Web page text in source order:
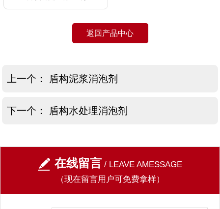
返回产品中心
上一个： 盾构泥浆消泡剂
下一个： 盾构水处理消泡剂
在线留言 / LEAVE AMESSAGE
（现在留言用户可免费拿样）